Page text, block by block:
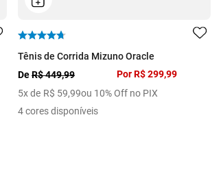
Tênis de Corrida Mizuno Oracle
DeR$ 449,99
5x de R$ 59,99ou 10% Off no PIX
Por R$ 299,99
4 cores disponíveis